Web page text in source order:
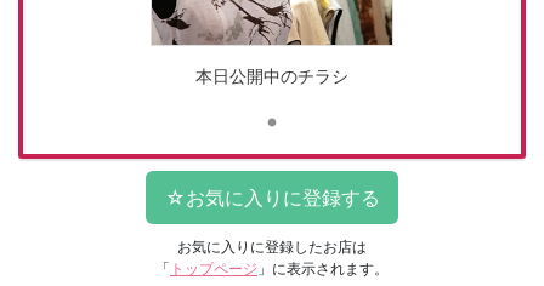
本日公開中のチラシ
お気に入りに登録したお店は
「 トップページ 」に表示されます。